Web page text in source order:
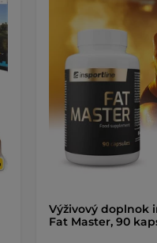
Výživový doplnok
Fat Master, 90